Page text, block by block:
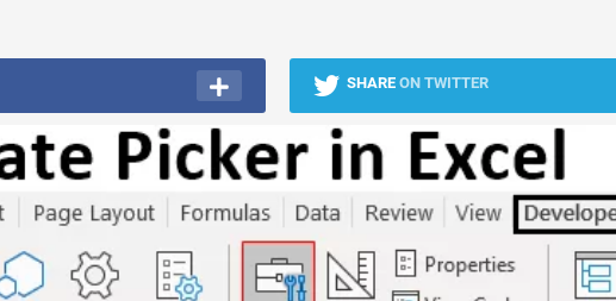
SHARE ON TWITTER